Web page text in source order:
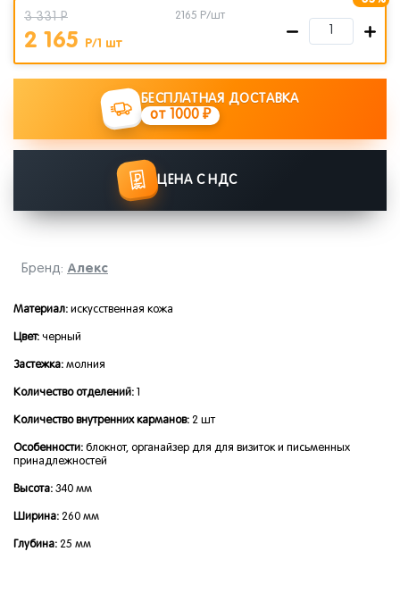
Бренд: Алекс
Материал: искусственная кожа
Цвет: черный
Застежка: молния
Количество отделений: 1
Количество внутренних карманов: 2 шт
Особенности: блокнот, органайзер для для визиток и письменных
принадлежностей
Высота: 340 мм
Ширина: 260 мм
Глубина: 25 мм
3 331 Р
2 165 Р/1 шт
2165 Р/шт
БЕСПЛАТНАЯ ДОСТАВКА
от 1000 ₽
ЦЕНА С НДС